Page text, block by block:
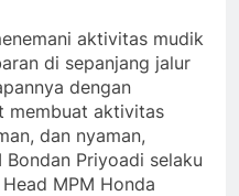
aktivitas mudik
di sepanjang jalur
dengan
membuat aktivitas
dan nyaman,
Bondan Priyoadi selaku
MPM Honda